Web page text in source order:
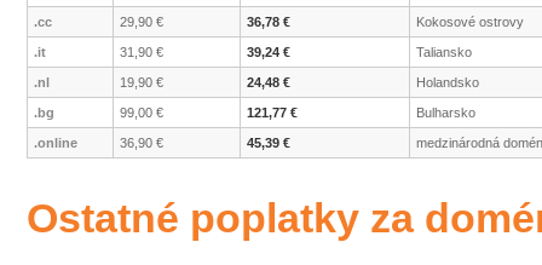
.cc 29,90 € 36,78 € Kokosové ostrovy
.it 31,90 € 39,24 € Taliansko
.nl 19,90 € 24,48 € Holandsko
.bg 99,00 € 121,77 € Bulharsko
.online 36,90 € 45,39 € medzinárodná
Ostatné poplatky za